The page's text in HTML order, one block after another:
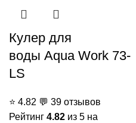
Кулер для
воды Aqua Work 73-
LS
⭐ 4.82 💬 39 отзывов
Рейтинг 4.82 из 5 на